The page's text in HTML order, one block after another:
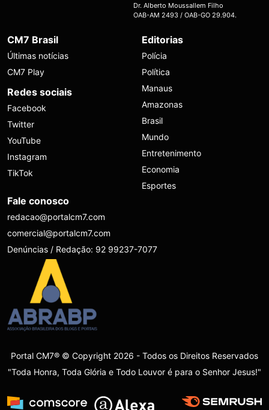
Dr. Alberto Moussallem Filho
OAB-AM 2493 / OAB-GO 29.904.
CM7 Brasil
Últimas notícias
CM7 Play
Redes sociais
Facebook
Twitter
YouTube
Instagram
TikTok
Editorias
Polícia
Política
Manaus
Amazonas
Brasil
Mundo
Entretenimento
Economia
Esportes
Fale conosco
redacao@portalcm7.com
comercial@portalcm7.com
Denúncias / Redação: 92 99237-7077
Portal CM7® © Copyright 2026 - Todos os Direitos Reservados
"Toda Honra, Toda Glória e Todo Louvor é para o Senhor Jesus!"